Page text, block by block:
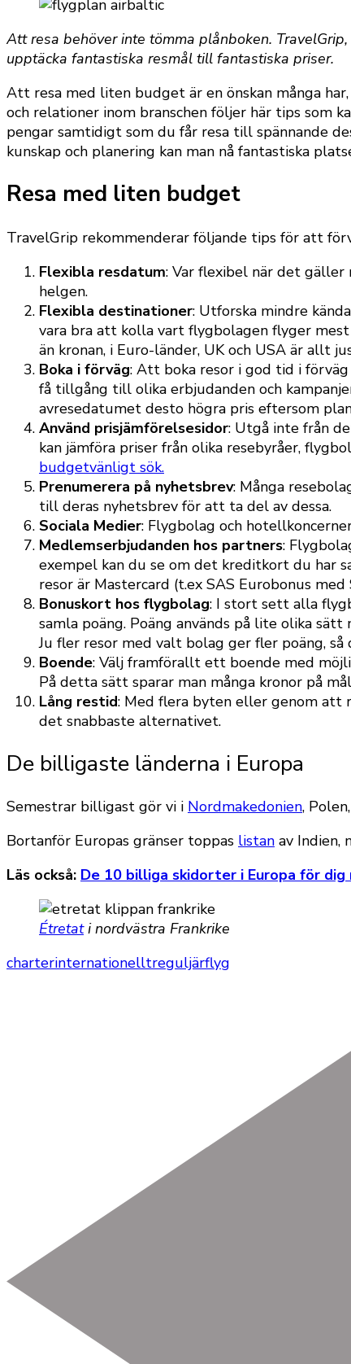
Att resa behöver inte tömma plånboken.
upptäcka fantastiska resmål till fantastiska priser.
Att resa med liten budget är en önskan många
och relationer inom branschen följer här tips som
pengar samtidigt som du får resa till spännande
kunskap och planering kan man nå fantastiska
Resa med liten budget
TravelGrip rekommenderar följande tips för att
Flexibla resdatum: Var flexibel när det
helgen.
Flexibla destinationer: Utforska mindre
vara bra att kolla vart flygbolagen flyger
än kronan, i Euro-länder, UK och USA är allt
Boka i förväg: Att boka resor i god tid i
få tillgång till olika erbjudanden och
avresedatumet desto högra pris eftersom
Använd prisjämförelsesidor: Utgå inte från
kan jämföra priser från olika resebyråer,
budgetvänligt sök.
Prenumerera på nyhetsbrev: Många
till deras nyhetsbrev för att ta del av dessa.
Sociala Medier: Flygbolag och
Medlemserbjudanden hos partners:
exempel kan du se om det kreditkort du har
resor är Mastercard (t.ex SAS Eurobonus
Bonuskort hos flygbolag: I stort sett alla
samla poäng. Poäng används på lite olika
Ju fler resor med valt bolag ger fler poäng,
Boende: Välj framförallt ett boende med
På detta sätt sparar man många kronor på
Lång restid: Med flera byten eller genom att
det snabbaste alternativet.
De billigaste länderna i Europa
Semestrar billigast gör vi i Nordmakedonien,
Bortanför Europas gränser toppas listan av Indien,
Läs också: De 10 billiga skidorter i Europa för
Étretati nordvästra Frankrike
charterinternationelltreguljärflyg